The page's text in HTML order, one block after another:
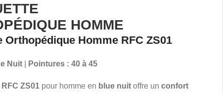
HOMME
Orthopédique Homme RFC ZS01
Nuit Pointures : 40 à 45
ZS01 pour homme en blue nuit offre unconfort